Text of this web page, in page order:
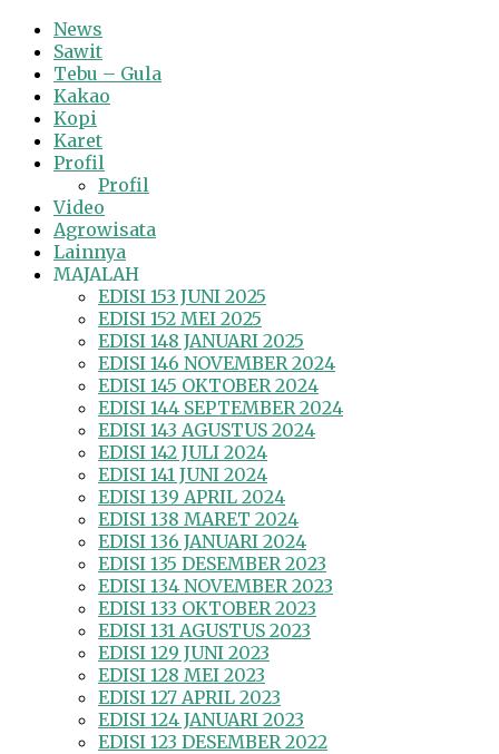
News
Sawit
Tebu – Gula
Kakao
Kopi
Karet
Profil
Profil
Video
Agrowisata
Lainnya
MAJALAH
EDISI 153 JUNI 2025
EDISI 152 MEI 2025
EDISI 148 JANUARI 2025
EDISI 146 NOVEMBER 2024
EDISI 145 OKTOBER 2024
EDISI 144 SEPTEMBER 2024
EDISI 143 AGUSTUS 2024
EDISI 142 JULI 2024
EDISI 141 JUNI 2024
EDISI 139 APRIL 2024
EDISI 138 MARET 2024
EDISI 136 JANUARI 2024
EDISI 135 DESEMBER 2023
EDISI 134 NOVEMBER 2023
EDISI 133 OKTOBER 2023
EDISI 131 AGUSTUS 2023
EDISI 129 JUNI 2023
EDISI 128 MEI 2023
EDISI 127 APRIL 2023
EDISI 124 JANUARI 2023
EDISI 123 DESEMBER 2022